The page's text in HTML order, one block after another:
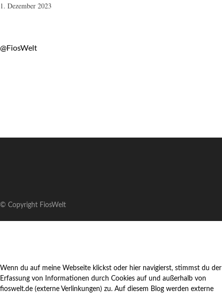
1. Dezember 2023
@FiosWelt
© Copyright FiosWelt
Wenn du auf meine Webseite klickst oder hier navigierst, stimmst du der
Erfassung von Informationen durch Cookies auf und außerhalb von
fioswelt.de (externe Verlinkungen) zu. Auf diesem Blog werden externe